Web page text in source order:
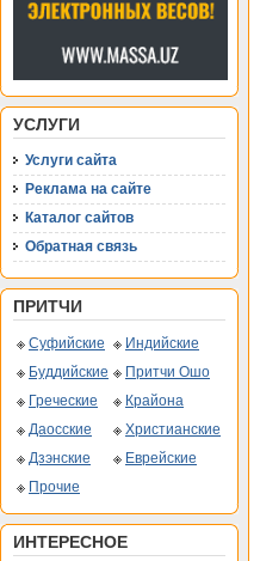
УСЛУГИ
Услуги сайта
Реклама на сайте
Каталог сайтов
Обратная связь
ПРИТЧИ
Суфийские
Индийские
Буддийские
Притчи Ошо
Греческие
Крайона
Даосские
Христианские
Дзэнские
Еврейские
Прочие
ИНТЕРЕСНОЕ